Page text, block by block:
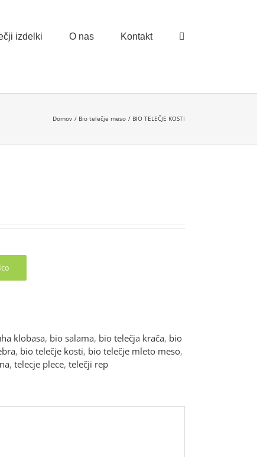
izdelki O nas Kontakt
Domov Bio telečje meso BIO TELEČJE KOSTI
klobasa, bio salama, bio telečja krača, bio
, bio telečje kosti, bio telečje mleto meso,
, telecje plece, telečji rep